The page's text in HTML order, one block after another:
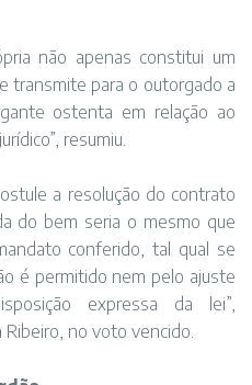
não apenas constitui um
transmite para o outorgado a
ostenta em relação ao
resumiu.
a resolução do contrato
do bem seria o mesmo que
conferido, tal qual se
é permitido nem pelo ajuste
expressa da lei”,
no voto vencido.